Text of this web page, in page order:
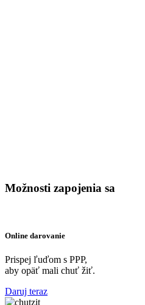
Možnosti zapojenia sa​
Online darovanie​
Prispej ľuďom s PPP,
aby opäť mali chuť žiť.
Daruj teraz